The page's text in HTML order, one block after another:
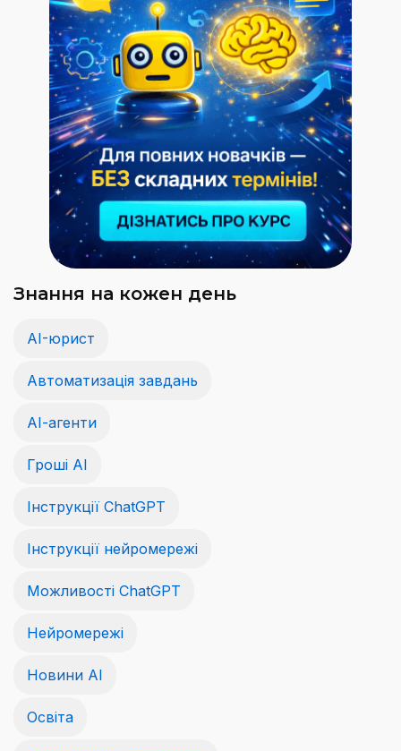
Знання на кожен день
AI-юрист
Автоматизація завдань
АІ-агенти
Гроші АІ
Інструкції ChatGPT
Інструкції нейромережі
Можливості ChatGPT
Нейромережі
Новини AI
Освіта